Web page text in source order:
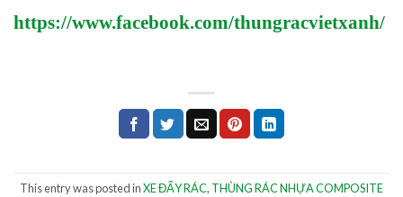
https://www.facebook.com/thungracvietxanh/
This entry was posted inXE ĐẨY RÁC, THÙNG RÁC NHỰA COMPOSITE